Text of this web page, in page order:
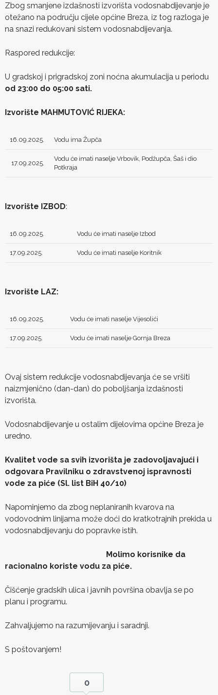
Zbog smanjene izdašnosti izvorišta vodosnabdijevanje je
otežano na području cijele općine Breza, iz tog razloga je
na snazi redukovani sistem vodosnabdijevanja.
Raspored redukcije:
U gradskoj i prigradskoj zoni noćna akumulacija u periodu
od 23:00 do 05:00 sati.
Izvorište MAHMUTOVIĆ RIJEKA:
16.09.2025. Vodu ima Župča
17.09.2025.
Vodu će imati naselje Vrbovik, Podžupča, Šaš i dio
Potkraja
Izvorište IZBOD:
16.09.2025. Vodu će imati naselje Izbod
17.09.2025. Vodu će imati naselje Koritnik
Izvorište LAZ:
16.09.2025. Vodu će imati naselje Vijesolići
17.09.2025. Vodu će imati naselje Gornja Breza
Ovaj sistem redukcije vodosnabdijevanja će se vršiti
naizmjenično (dan-dan) do poboljšanja izdašnosti
izvorišta.
Vodosnabdijevanje u ostalim dijelovima općine Breza je
uredno.
Kvalitet vode sa svih izvorišta je zadovoljavajući i
odgovara Pravilniku o zdravstvenoj ispravnosti
vode za piće (Sl. list BiH 40/10)
Napominjemo da zbog neplaniranih kvarova na
vodovodnim linijama može doći do kratkotrajnih prekida u
vodosnabdijevanju do popravke istih.
Molimo korisnike da
racionalno koriste vodu za piće.
Čišćenje gradskih ulica i javnih površina obavlja se po
planu i programu.
Zahvaljujemo na razumijevanju i saradnji.
S poštovanjem!
0